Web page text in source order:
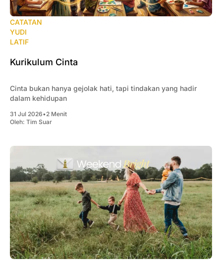
CATATAN
YUDI
LATIF
Kurikulum Cinta
Cinta bukan hanya gejolak hati, tapi tindakan yang hadir
dalam kehidupan
31 Jul 2026•2 Menit
Oleh: Tim Suar